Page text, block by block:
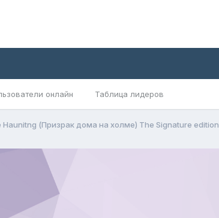
онлайн Таблица лидеров
Haunitng (Призрак дома на холме) The Signature edition